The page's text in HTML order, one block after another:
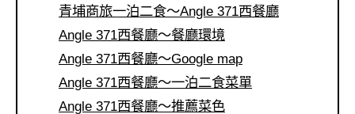
青埔商旅一泊二食～Angle 371西餐廳
Angle 371西餐廳～餐廳環境
Angle 371西餐廳～Google map
Angle 371西餐廳～一泊二食菜單
Angle 371西餐廳～推薦菜色